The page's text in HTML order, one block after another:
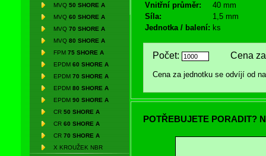
MVQ 50 SHORE A
MVQ 60 SHORE A
MVQ 70 SHORE A
MVQ 80 SHORE A
FPM 75 SHORE A
EPDM 60 SHORE A
EPDM 70 SHORE A
EPDM 80 SHORE A
EPDM 90 SHORE A
CR 50 SHORE A
CR 60 SHORE A
CR 70 SHORE A
X KROUŽEK NBR
Vnitřní průměr:
40 mm
Síla:
1,5 mm
Jednotka / balení: ks
Počet: Cena za
Cena za jednotku se odvíjí od
POTŘEBUJETE PORADIT?